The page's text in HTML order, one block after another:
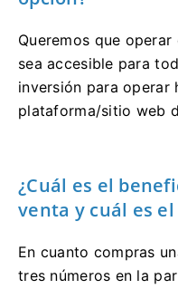
Queremos que
sea accesible para
inversión para operar
plataforma/sitio web
¿Cuál es el
venta y cuál es
En cuanto compras
tres números en la